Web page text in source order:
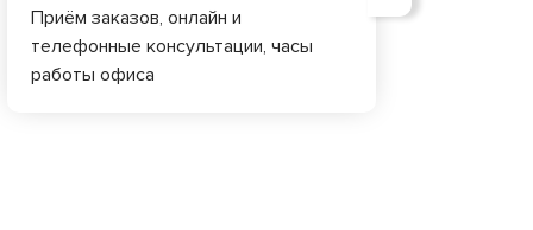
Приём заказов, онлайн и
телефонные консультации, часы
работы офиса